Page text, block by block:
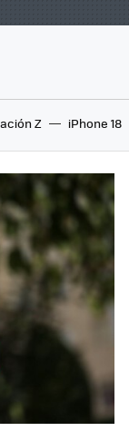
Z iPhone 18